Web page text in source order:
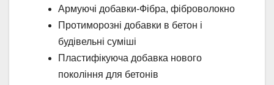
Армуючі добавки-Фібра, фіброволокно
Протиморозні добавки в бетон і
будівельні суміші
Пластифікуюча добавка нового
покоління для бетонів